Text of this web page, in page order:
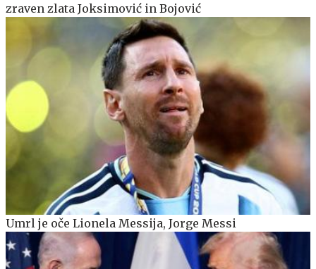
zraven zlata Joksimović in Bojović
Umrl je oče Lionela Messija, Jorge Messi